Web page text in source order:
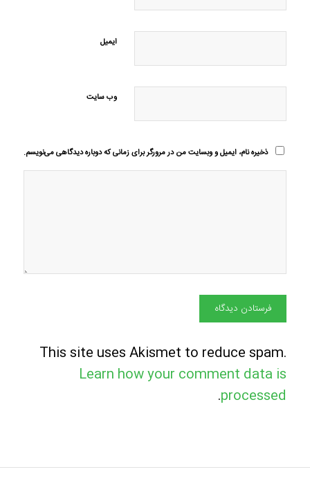
ایمیل
وب‌ سایت
ذخیره نام، ایمیل و وبسایت من در مرورگر برای زمانی که دوباره دیدگاهی می‌نویسم.
This site uses Akismet to reduce spam.
Learn how your comment data is
processed
.